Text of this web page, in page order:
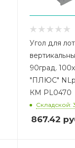
Угол для
90град.
"ПЛЮС"
КМ PL0470
Складской:
867.42